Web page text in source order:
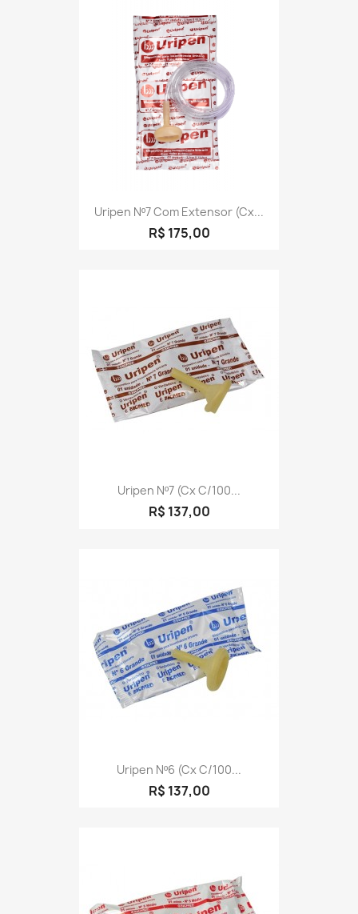
Uripen Nº7 Com Extensor (cx...
R$ 175,00
Uripen Nº7 (cx C/100...
R$ 137,00
Uripen Nº6 (cx C/100...
R$ 137,00